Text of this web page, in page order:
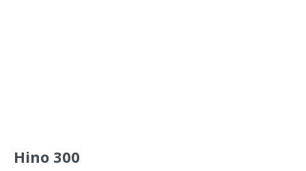
Hino 300